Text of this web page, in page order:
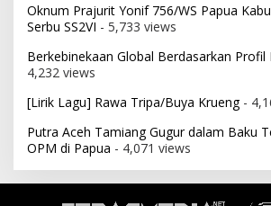
Oknum Prajurit Yonif 756/WS Papua
Serbu SS2VI - 5,733 views
Berkebinekaan Global Berdasarkan Profil
4,232 views
[Lirik Lagu] Rawa Tripa/Buya Krueng-
Putra Aceh Tamiang Gugur dalam Baku
OPM di Papua - 4,071 views